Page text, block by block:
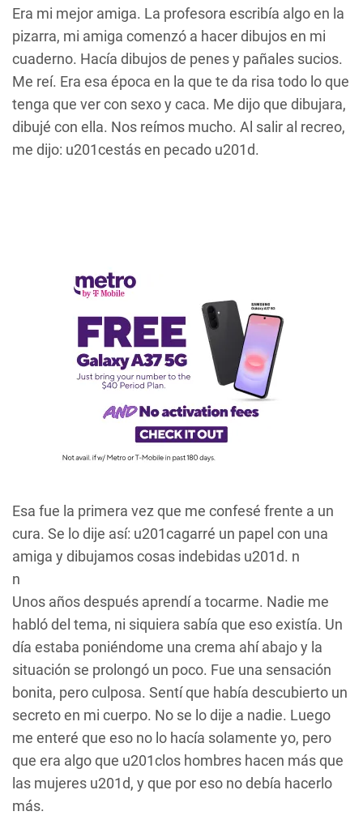
Era mi mejor amiga. La profesora escribía algo en la
pizarra, mi amiga comenzó a hacer dibujos en mi
cuaderno. Hacía dibujos de penes y pañales sucios.
Me reí. Era esa época en la que te da risa todo lo que
tenga que ver con sexo y caca. Me dijo que dibujara,
dibujé con ella. Nos reímos mucho. Al salir al recreo,
me dijo: u201cestás en pecado u201d.
Esa fue la primera vez que me confesé frente a un
cura. Se lo dije así: u201cagarré un papel con una
amiga y dibujamos cosas indebidas u201d. n
n
Unos años después aprendí a tocarme. Nadie me
habló del tema, ni siquiera sabía que eso existía. Un
día estaba poniéndome una crema ahí abajo y la
situación se prolongó un poco. Fue una sensación
bonita, pero culposa. Sentí que había descubierto un
secreto en mi cuerpo. No se lo dije a nadie. Luego
me enteré que eso no lo hacía solamente yo, pero
que era algo que u201clos hombres hacen más que
las mujeres u201d, y que por eso no debía hacerlo
más.